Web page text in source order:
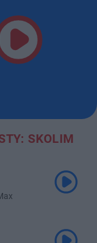
SKOLIM